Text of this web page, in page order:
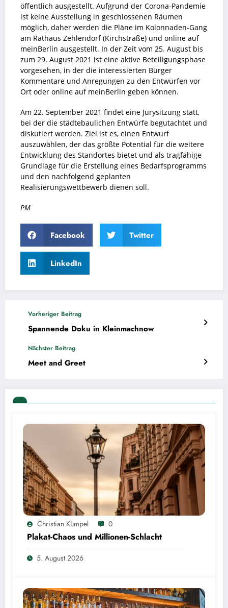
öffentlich ausgestellt. Aufgrund der Corona-Pandemie
ist keine Ausstellung in geschlossenen Räumen
möglich, daher werden die Pläne im Kolonnaden-Gang
am Rathaus Zehlendorf (Kirchstraße) und online auf
meinBerlin ausgestellt. In der Zeit vom 25. August bis
zum 29. August 2021 ist eine aktive Beteiligungsphase
vorgesehen, in der die interessierten Bürger
Kommentare und Anregungen zu den Entwürfen vor
Ort oder online auf meinBerlin geben können.
Am 22. September 2021 findet eine Jurysitzung statt,
bei der die städtebaulichen Entwürfe begutachtet und
diskutiert werden. Ziel ist es, einen Entwurf
auszuwählen, der das größte Potential für die weitere
Entwicklung des Standortes bietet und als tragfähige
Grundlage für die Erstellung eines Bedarfsprogramms
und den nachfolgend geplanten
Realisierungswettbewerb dienen soll.
PM
Facebook Twitter
LinkedIn
Vorheriger Beitrag
Spannende Doku in Kleinmachnow
Nächster Beitrag
Meet and Greet
Christian Kümpel 0
Plakat-Chaos und Millionen-Schlacht
5. August 2026